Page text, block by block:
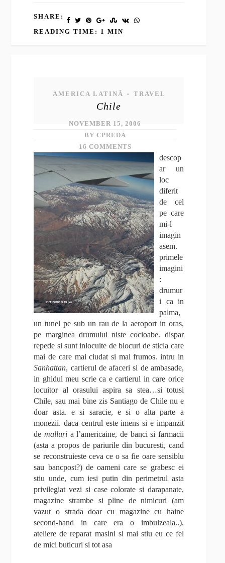
SHARE:
READING TIME: 1 MIN
AMERICA LATINĂ • TRAVEL
Chile
NOVEMBER 15, 2006
BY CPREDA
16 COMMENTS
descop
ar un
loc
diferit
de cel
pe care
mi-l
imagin
asem.
primele
imagini
:
drumur
i ca in
palma,
un tunel pe sub un rau de la aeroport in oras,
pe marginea drumului niste cocioabe. dispar
repede si sunt inlocuite de blocuri de sticla care
mai de care mai ciudat si mai frumos. intru in
Sanhattan, cartierul de afaceri si de ambasade,
in ghidul meu scrie ca e cartierul in care orice
locuitor al orasului aspira sa stea…si totusi
Chile, sau mai bine zis Santiago de Chile nu e
doar asta. e si saracie, e si o alta parte a
monezii. daca centrul este imens si e impanzit
demalluri a l’americaine, de banci si farmacii
(asta a propos de pariurile din bucuresti, cand
se reconstruieste ceva ce o sa fie oare sensiblu
sau bancpost?) de oameni care se grabesc ei
stiu unde, cum iesi putin din perimetrul asta
privilegiat vezi si case colorate si darapanate,
magazine strambe si pline de nimicuri (am
vazut o strada doar cu magazine cu haine
second-hand in care era o imbulzeala..),
ateliere de reparat masini si mai stiu eu ce fel
de mici buticuri si tot asa